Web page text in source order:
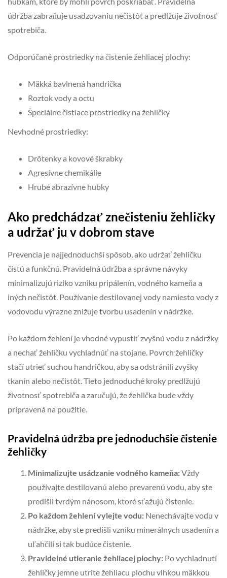
údržba zabraňuje usadzovaniu nečistôt a predlžuje životnosť
spotrebiča.
Odporúčané prostriedky na čistenie žehliacej plochy:
Mäkká bavlnená handrička
Roztok vody a octu
Špeciálne čistiace prostriedky na žehličky
Nevhodné prostriedky:
Drôtenky a kovové škrabky
Agresívne chemikálie
Hrubé abrazívne hubky
Ako predchádzať znečisteniu žehličky
a udržať ju v dobrom stave
Prevencia je najjednoduchší spôsob, ako udržať žehličku
čistú a funkčnú. Pravidelná údržba a správne návyky
minimalizujú riziko vzniku pripálenín, vodného kameňa a
iných nečistôt. Používanie destilovanej vody namiesto vody z
vodovodu výrazne znižuje tvorbu usadenín v nádržke.
Po každom žehlení je vhodné vypustiť zvyšnú vodu z nádržky
a nechať žehličku vychladnúť na stojane. Povrch žehličky
stačí utrieť suchou handričkou, aby sa odstránili zvyšky
tkanín alebo nečistôt. Tieto jednoduché kroky predlžujú
životnosť spotrebiča a zaručujú, že žehlička bude vždy
pripravená na použitie.
Pravidelná údržba pre jednoduchšie čistenie
žehličky
Minimalizujte usádzanie vodného kameňa:Vždy
používajte destilovanú alebo prevarenú vodu, aby ste
predišli tvrdým nánosom, ktoré sťažujú čistenie.
Po každom žehlení vylejte vodu: Nenechávajte vodu v
nádržke, aby ste predišli vzniku minerálnych usadenín a
uľahčili si tak budúce čistenie.
Pravidelné utieranie žehliacej plochy: Po vychladnutí
žehličky jemne utrite žehliacu plochu vlhkou mäkkou